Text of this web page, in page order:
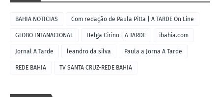
BAHIA NOTICIAS Com redação de Paula Pitta | A TARDE On Line
GLOBO INTANACIONAL Helga Cirino | A TARDE ibahia.com
Jornal A Tarde leandro da silva Paula a Jorna A Tarde
REDE BAHIA TV SANTA CRUZ-REDE BAHIA